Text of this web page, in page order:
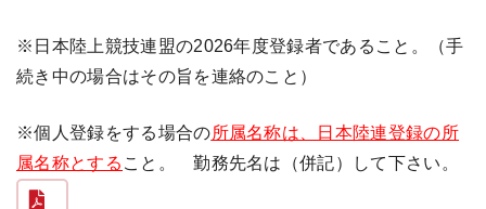
※日本陸上競技連盟の2026年度登録者であること。（手
続き中の場合はその旨を連絡のこと）
※個人登録をする場合の所属名称は、日本陸連登録の所
属名称とする こと。 勤務先名は（併記）して下さい。